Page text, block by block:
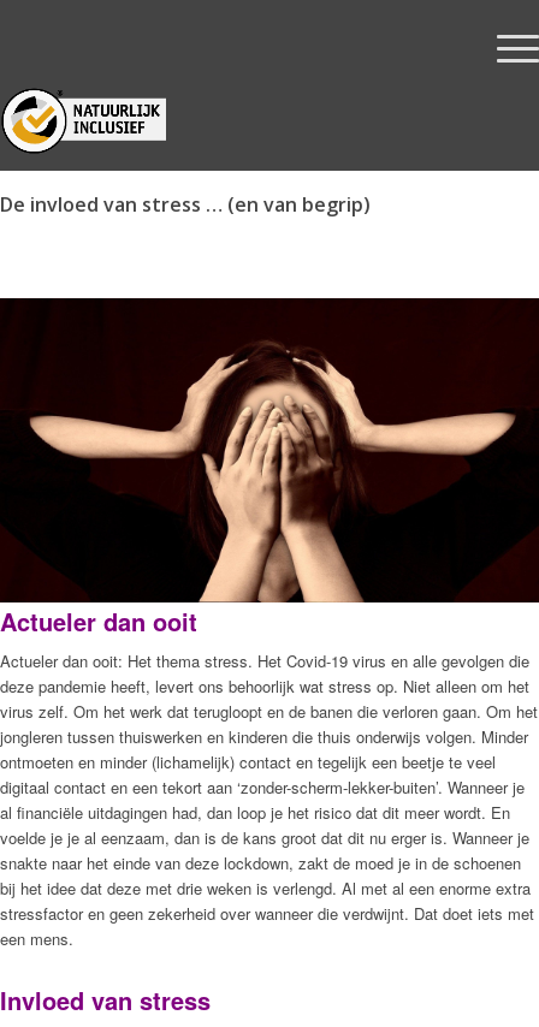
De invloed van stress … (en van begrip)
Actueler dan ooit
Actueler dan ooit: Het thema stress. Het Covid-19 virus en alle gevolgen die
deze pandemie heeft, levert ons behoorlijk wat stress op. Niet alleen om het
virus zelf. Om het werk dat terugloopt en de banen die verloren gaan. Om het
jongleren tussen thuiswerken en kinderen die thuis onderwijs volgen. Minder
ontmoeten en minder (lichamelijk) contact en tegelijk een beetje te veel
digitaal contact en een tekort aan ‘zonder-scherm-lekker-buiten’. Wanneer je
al financiële uitdagingen had, dan loop je het risico dat dit meer wordt. En
voelde je je al eenzaam, dan is de kans groot dat dit nu erger is. Wanneer je
snakte naar het einde van deze lockdown, zakt de moed je in de schoenen
bij het idee dat deze met drie weken is verlengd. Al met al een enorme extra
stressfactor en geen zekerheid over wanneer die verdwijnt. Dat doet iets met
een mens.
Invloed van stress